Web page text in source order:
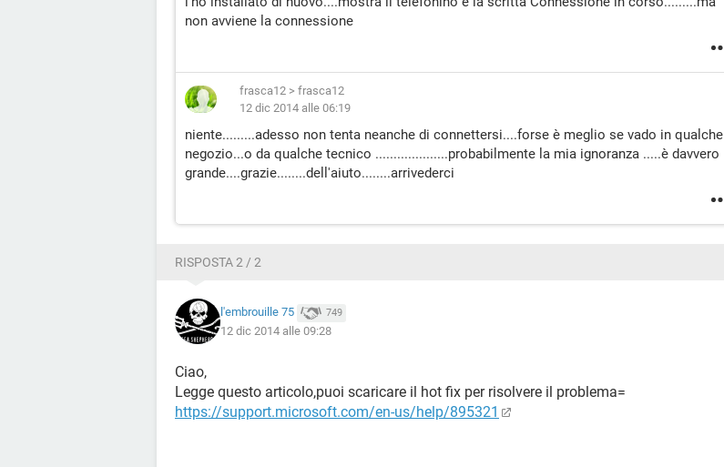
non avviene la connessione
frasca12 > frasca12
12 dic 2014 alle 06:19
niente.........adesso non tenta neanche di connettersi....forse è meglio se vado in qualche
negozio...o da qualche tecnico ....................probabilmente la mia ignoranza .....è davvero
grande....grazie........dell'aiuto........arrivederci
RISPOSTA 2 / 2
l'embrouille 75 749
12 dic 2014 alle 09:28
Ciao,
Legge questo articolo,puoi scaricare il hot fix per risolvere il problema=
https://support.microsoft.com/en-us/help/895321